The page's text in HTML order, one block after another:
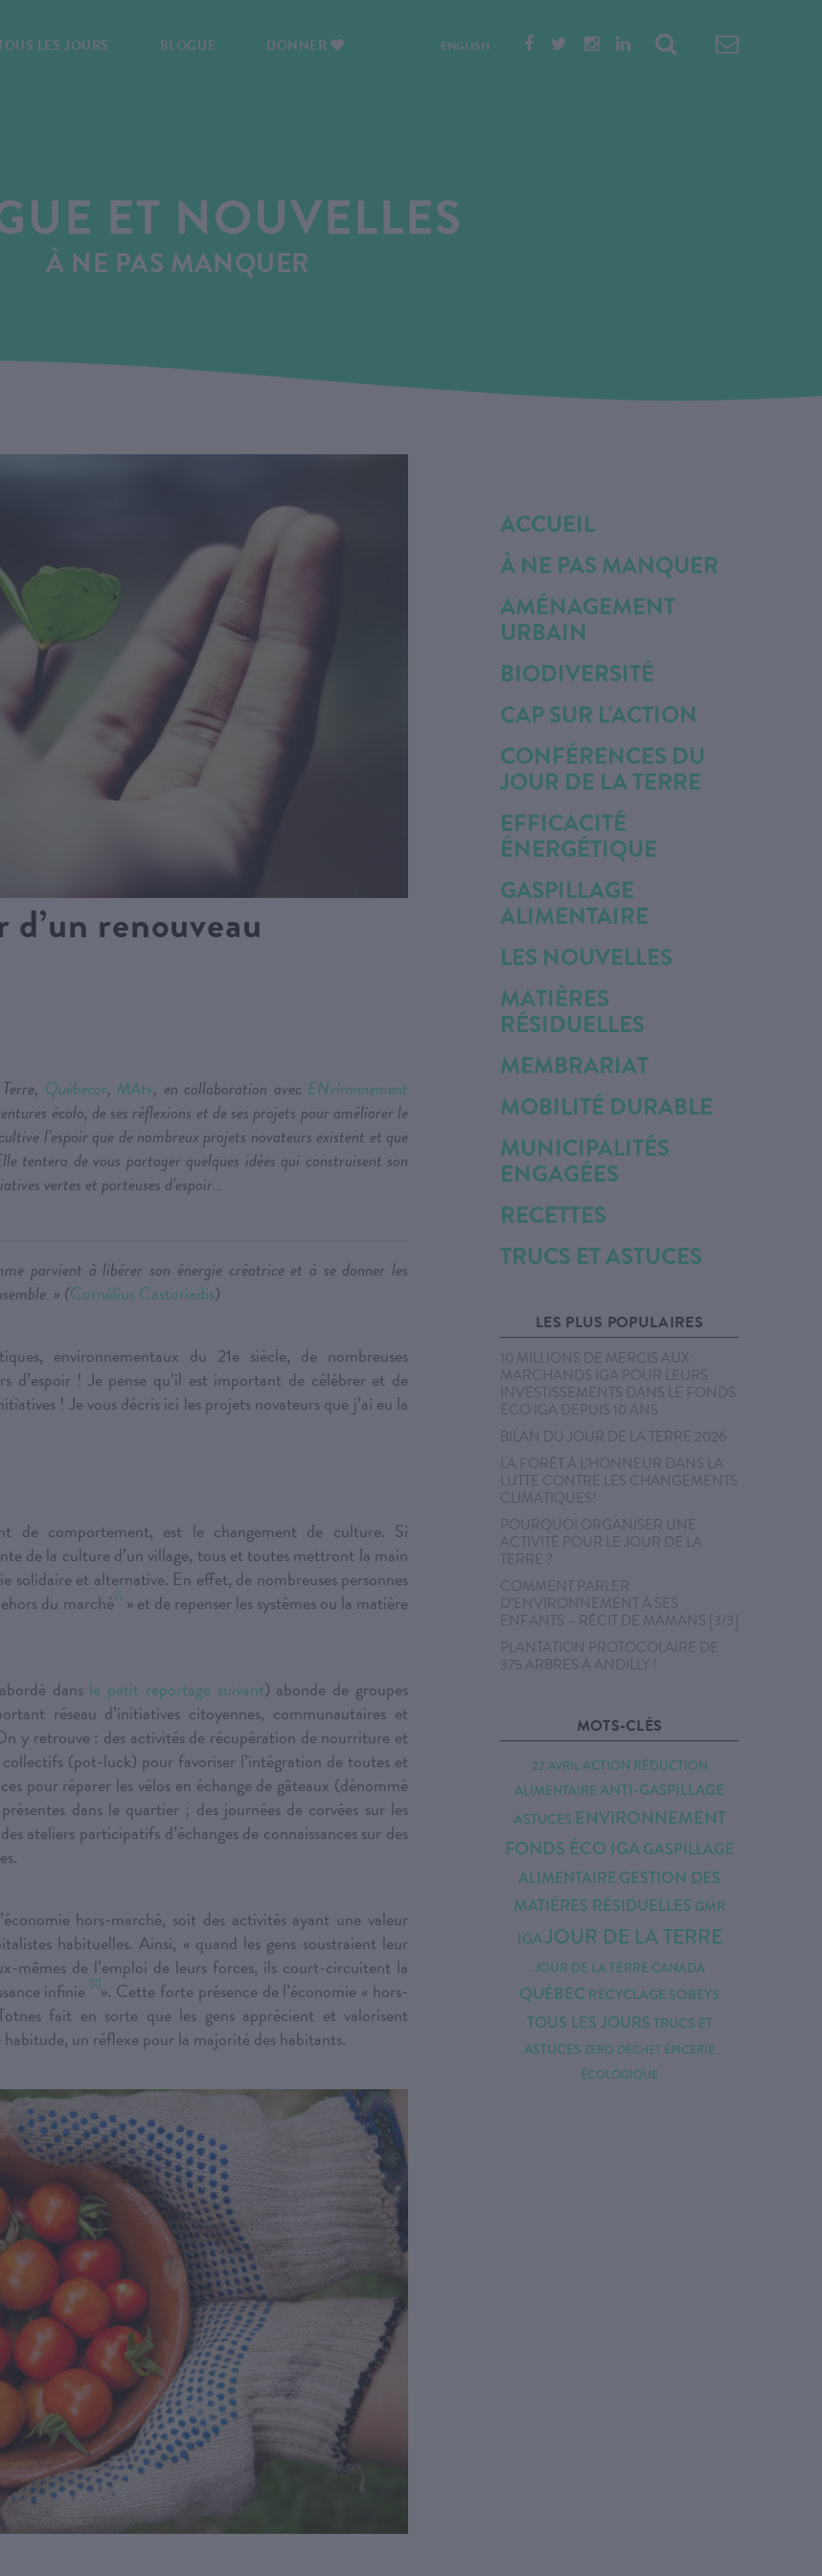
ENGLISH
LES JOURS BLOGUE DONNER
ET NOUVELLES
À NE PAS MANQUER
renouveau
Québecor, MAtv, en collaboration avec ENvironnement
écolo, de ses réflexions et de ses projets pour améliorer le
l’espoir que de nombreux projets novateurs existent et que
tentera de vous partager quelques idées qui construisent son
vertes et porteuses d’espoir…
parvient à libérer son énergie créatrice et à se donner les
» (Cornélius Castoriadis)
environnementaux du 21e siècle, de nombreuses
d’espoir ! Je pense qu’il est important de célébrer et de
! Je vous décris ici les projets novateurs que j’ai eu la
de comportement, est le changement de culture. Si
de la culture d’un village, tous et toutes mettront la main
solidaire et alternative. En effet, de nombreuses personnes
du marché[1]» et de repenser les systèmes ou la matière
dans le petit reportage suivant) abonde de groupes
réseau d’initiatives citoyennes, communautaires et
y retrouve : des activités de récupération de nourriture et
(pot-luck) pour favoriser l’intégration de toutes et
pour réparer les vélos en échange de gâteaux (dénommé
dans le quartier ; des journées de corvées sur les
ateliers participatifs d’échanges de connaissances sur des
hors-marché, soit des activités ayant une valeur
habituelles. Ainsi, « quand les gens soustraient leur
mêmes de l’emploi de leurs forces, ils court-circuitent la
infinie [2]». Cette forte présence de l’économie « hors-
fait en sorte que les gens apprécient et valorisent
un réflexe pour la majorité des habitants.
ACCUEIL
À NE PAS MANQUER
AMÉNAGEMENT
URBAIN
BIODIVERSITÉ
CAP SUR L'ACTION
CONFÉRENCES DU
JOUR DE LA TERRE
EFFICACITÉ
ÉNERGÉTIQUE
GASPILLAGE
ALIMENTAIRE
LES NOUVELLES
MATIÈRES
RÉSIDUELLES
MEMBRARIAT
MOBILITÉ DURABLE
MUNICIPALITÉS
ENGAGÉES
RECETTES
TRUCS ET ASTUCES
LES PLUS POPULAIRES
10 MILLIONS DE MERCIS AUX
MARCHANDS IGA POUR LEURS
INVESTISSEMENTS DANS LE FONDS
ÉCO IGA DEPUIS 10 ANS
BILAN DU JOUR DE LA TERRE 2026
LA FORÊT À L’HONNEUR DANS LA
LUTTE CONTRE LES CHANGEMENTS
CLIMATIQUES!
POURQUOI ORGANISER UNE
ACTIVITÉ POUR LE JOUR DE LA
TERRE ?
COMMENT PARLER
D’ENVIRONNEMENT À SES
ENFANTS – RÉCIT DE MAMANS [3/3]
PLANTATION PROTOCOLAIRE DE
375 ARBRES À ANDILLY !
MOTS-CLÉS
22 AVRILACTION RÉDUCTION
ALIMENTAIRE ANTI-GASPILLAGE
ASTUCES ENVIRONNEMENT
FONDS ÉCO IGAGASPILLAGE
ALIMENTAIREGESTION DES
MATIÈRES RÉSIDUELLES GMR
IGAJOUR DE LA TERRE
JOUR DE LA TERRE CANADA
QUÉBEC RECYCLAGE SOBEYS
TOUS LES JOURS TRUCS ET
ASTUCES ZERO DÉCHET ÉPICERIE
ÉCOLOGIQUE